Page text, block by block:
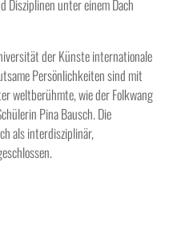
unter einem Dach
der Künste internationale
Persönlichkeiten sind mit
weltberühmte, wie der Folkwang
Pina Bausch. Die
als interdisziplinär,